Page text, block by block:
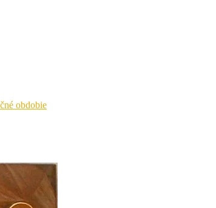
obdobie